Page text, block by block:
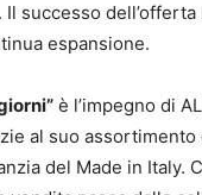
Il successo
espansione.
è l’impegno di
al suo assortimento
del Made in Italy.